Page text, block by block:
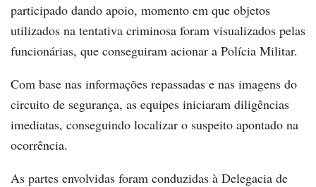
participado dando apoio, momento em que objetos
utilizados na tentativa criminosa foram visualizados pelas
funcionárias, que conseguiram acionar a Polícia Militar.
Com base nas informações repassadas e nas imagens do
circuito de segurança, as equipes iniciaram diligências
imediatas, conseguindo localizar o suspeito apontado na
ocorrência.
As partes envolvidas foram conduzidas à Delegacia de